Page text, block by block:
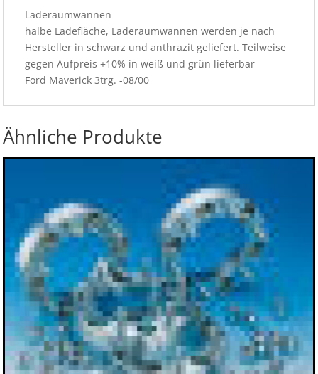
Laderaumwannen
halbe Ladefläche, Laderaumwannen werden je nach
Hersteller in schwarz und anthrazit geliefert. Teilweise
gegen Aufpreis +10% in weiß und grün lieferbar
Ford Maverick 3trg. -08/00
Ähnliche Produkte